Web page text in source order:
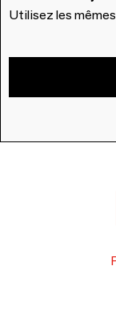
Utilisez les